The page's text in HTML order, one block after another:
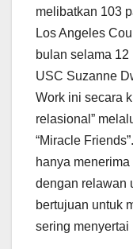
melibatkan 103
Los Angeles
bulan selama
USC Suzanne
Work ini secara
relasional”
“Miracle
hanya
dengan relawan
bertujuan untuk
sering